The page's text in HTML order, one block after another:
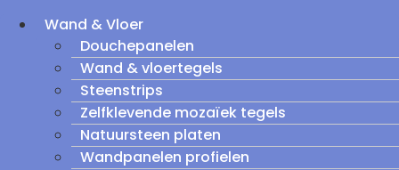
Wand & Vloer
Douchepanelen
Wand & vloertegels
Steenstrips
Zelfklevende mozaïek tegels
Natuursteen platen
Wandpanelen profielen